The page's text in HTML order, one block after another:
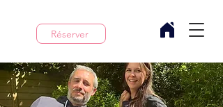
Réserver